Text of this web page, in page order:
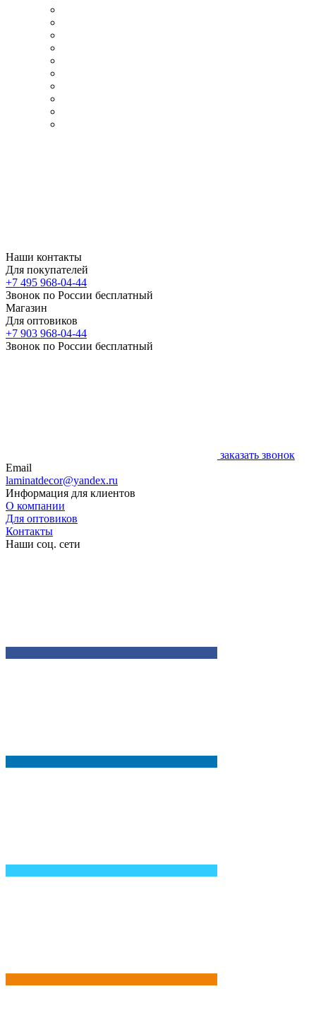
Наши контакты
Для покупателей
+7 495 968-04-44
Звонок по России бесплатный
Магазин
Для оптовиков
+7 903 968-04-44
Звонок по России бесплатный
заказать звонок
Email
laminatdecor@yandex.ru
Информация для клиентов
О компании
Для оптовиков
Контакты
Наши соц. сети